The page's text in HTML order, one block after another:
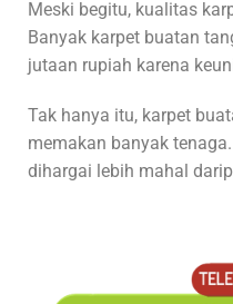
Meski begitu, kualitas
Banyak karpet buatan
jutaan rupiah karena
Tak hanya itu, karpet
memakan banyak
dihargai lebih mahal